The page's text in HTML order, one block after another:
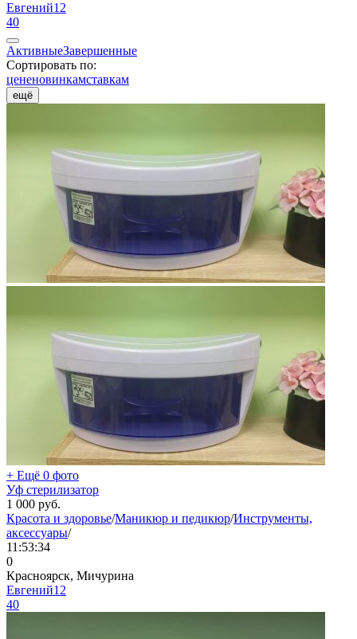
Евгений12
40
АктивныеЗавершенные
Сортировать по:
цененовинкамставкам
ещё
+ Ещё 0 фото
Уф стерилизатор
1 000 руб.
Красота и здоровье/Маникюр и педикюр/Инструменты,
аксессуары/
11:53:34
0
Красноярск, Мичурина
Евгений12
40